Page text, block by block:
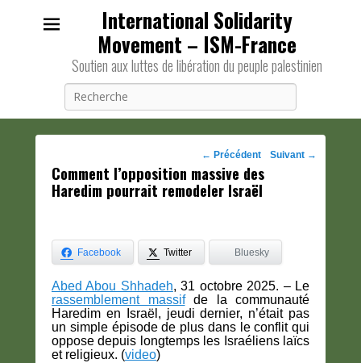
International Solidarity
Movement – ISM-France
Soutien aux luttes de libération du peuple palestinien
Navigation
des
← Précédent Suivant →
Comment l’opposition massive des
Haredim pourrait remodeler Israël
Facebook Twitter Bluesky
Abed Abou Shhadeh, 31 octobre 2025. – Le
rassemblement massifde la communauté
Haredim en Israël, jeudi dernier, n’était pas
un simple épisode de plus dans le conflit qui
oppose depuis longtemps les Israéliens laïcs
et religieux. (video)